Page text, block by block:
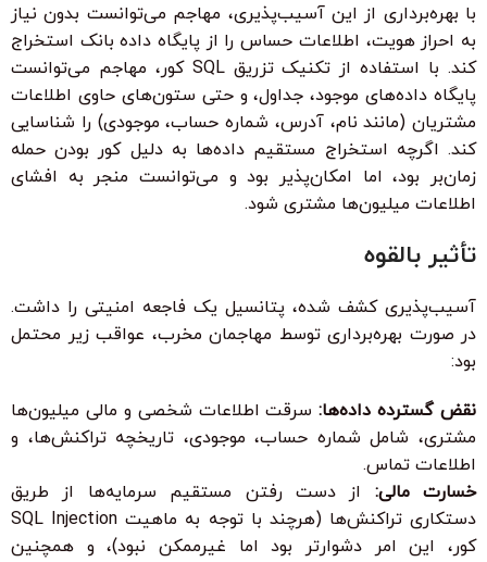
با بهره‌برداری از این آسیب‌پذیری، مهاجم می‌توانست بدون نیاز
به احراز هویت، اطلاعات حساس را از پایگاه داده بانک استخراج
کند. با استفاده از تکنیک تزریق SQL کور، مهاجم می‌توانست
پایگاه داده‌های موجود، جداول، و حتی ستون‌های حاوی اطلاعات
مشتریان (مانند نام، آدرس، شماره حساب، موجودی) را شناسایی
کند. اگرچه استخراج مستقیم داده‌ها به دلیل کور بودن حمله
زمان‌بر بود، اما امکان‌پذیر بود و می‌توانست منجر به افشای
اطلاعات میلیون‌ها مشتری شود.
تأثیر بالقوه
آسیب‌پذیری کشف شده، پتانسیل یک فاجعه امنیتی را داشت.
در صورت بهره‌برداری توسط مهاجمان مخرب، عواقب زیر محتمل
بود:
نقض گسترده داده‌ها:سرقت اطلاعات شخصی و مالی میلیون‌ها
مشتری، شامل شماره حساب، موجودی، تاریخچه تراکنش‌ها، و
اطلاعات تماس.
خسارت مالی: از دست رفتن مستقیم سرمایه‌ها از طریق
دستکاری تراکنش‌ها (هرچند با توجه به ماهیت SQL Injection
کور، این امر دشوارتر بود اما غیرممکن نبود)، و همچنین